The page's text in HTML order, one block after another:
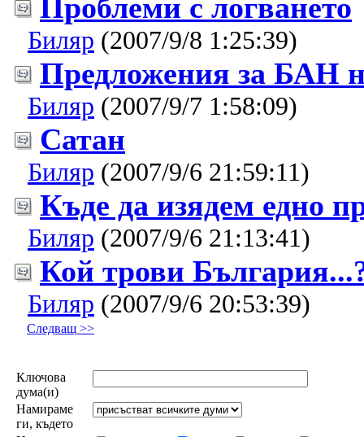
Проблеми с логването
Биляр (2007/9/8 1:25:39)
Предложения за БАН
Биляр (2007/9/7 1:58:09)
Сатан
Биляр (2007/9/6 21:59:11)
Къде да изядем едно
Биляр (2007/9/6 21:13:41)
Кой трови
Биляр (2007/9/6 20:53:39)
Следващ >>
Ключова
дума(и)
Намираме
ги, където